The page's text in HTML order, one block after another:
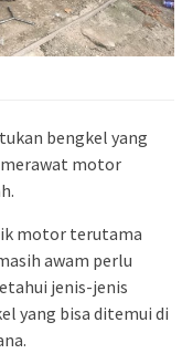
bengkel yang
merawat motor
motor terutama
awam perlu
jenis-jenis
yang bisa ditemui di